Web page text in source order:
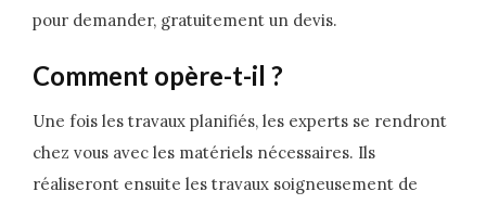
pour demander, gratuitement un devis.
Comment opère-t-il ?
Une fois les travaux planifiés, les experts se rendront
chez vous avec les matériels nécessaires. Ils
réaliseront ensuite les travaux soigneusement de